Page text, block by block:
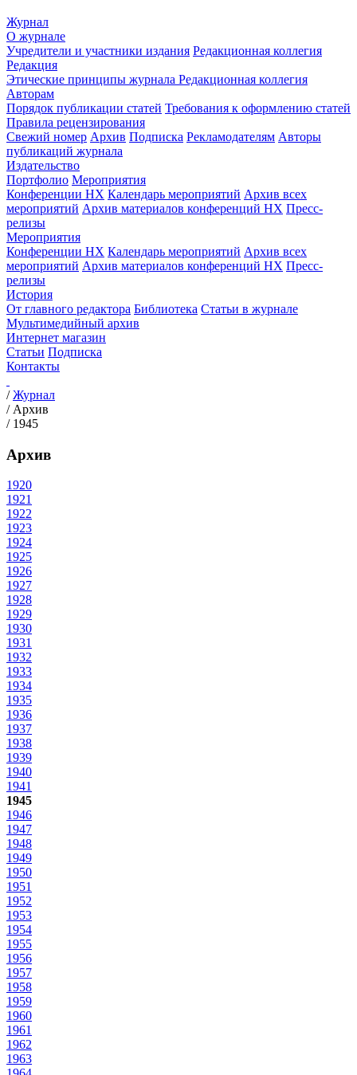
Журнал
О журнале
Учредители и участники издания Редакционная коллегия
Редакция
Этические принципы журнала Редакционная коллегия
Авторам
Порядок публикации статей Требования к оформлению статей
Правила рецензирования
Свежий номер Архив Подписка Рекламодателям Авторы
публикаций журнала
Издательство
Портфолио Мероприятия
Конференции НХ Календарь мероприятий Архив всех
мероприятий Архив материалов конференций НХ Пресс-
релизы
Мероприятия
Конференции НХ Календарь мероприятий Архив всех
мероприятий Архив материалов конференций НХ Пресс-
релизы
История
От главного редактора Библиотека Статьи в журнале
Мультимедийный архив
Интернет магазин
Статьи Подписка
Контакты
/Журнал
/ Архив
/ 1945
Архив
1920
1921
1922
1923
1924
1925
1926
1927
1928
1929
1930
1931
1932
1933
1934
1935
1936
1937
1938
1939
1940
1941
1945
1946
1947
1948
1949
1950
1951
1952
1953
1954
1955
1956
1957
1958
1959
1960
1961
1962
1963